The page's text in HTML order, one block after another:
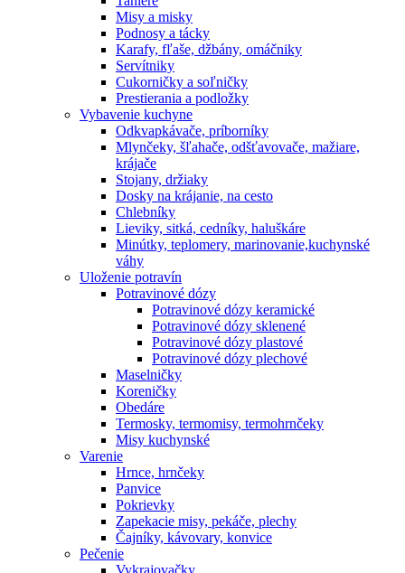
Misy a misky
Podnosy a tácky
Karafy, fľaše, džbány, omáčniky
Servítniky
Cukorničky a soľničky
Prestierania a podložky
Vybavenie kuchyne
Odkvapkávače, príborníky
Mlynčeky, šľahače, odšťavovače, mažiare,
krájače
Stojany, držiaky
Dosky na krájanie, na cesto
Chlebníky
Lieviky, sitká, cedníky, haluškáre
Minútky, teplomery, marinovanie,kuchynské
váhy
Uloženie potravín
Potravinové dózy
Potravinové dózy keramické
Potravinové dózy sklenené
Potravinové dózy plastové
Potravinové dózy plechové
Maselničky
Koreničky
Obedáre
Termosky, termomisy, termohrnčeky
Misy kuchynské
Varenie
Hrnce, hrnčeky
Panvice
Pokrievky
Zapekacie misy, pekáče, plechy
Čajníky, kávovary, konvice
Pečenie
Vykrajovačky